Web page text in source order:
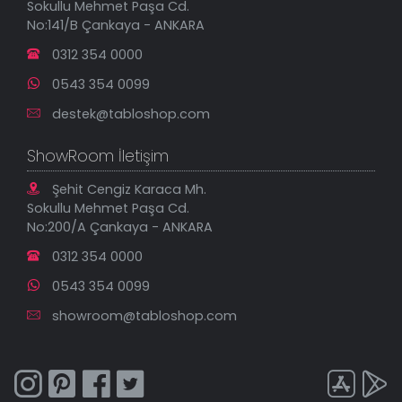
En Çok Satılanlar
İndirimli Tablolar
Sokullu Mehmet Paşa Cd.
No:141/B Çankaya - ANKARA
0312 354 0000
0543 354 0099
destek@tabloshop.com
ShowRoom İletişim
Şehit Cengiz Karaca Mh.
Sokullu Mehmet Paşa Cd.
No:200/A Çankaya - ANKARA
0312 354 0000
0543 354 0099
showroom@tabloshop.com